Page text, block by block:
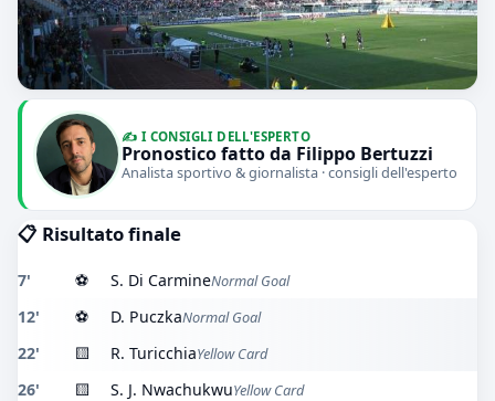
✍️ I CONSIGLI DELL'ESPERTO
Pronostico fatto da Filippo Bertuzzi
Analista sportivo & giornalista · consigli dell'esperto
📋 Risultato finale
7' ⚽ S. Di CarmineNormal Goal
12' ⚽ D. PuczkaNormal Goal
22' 🟨 R. TuricchiaYellow Card
26' 🟨 S. J. NwachukwuYellow Card